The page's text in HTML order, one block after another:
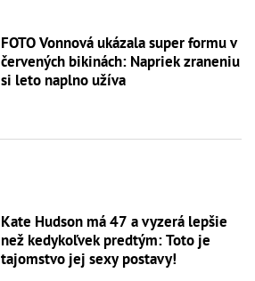
FOTO Vonnová ukázala super formu v
červených bikinách: Napriek zraneniu
si leto naplno užíva
Kate Hudson má 47 a vyzerá lepšie
než kedykoľvek predtým: Toto je
tajomstvo jej sexy postavy!